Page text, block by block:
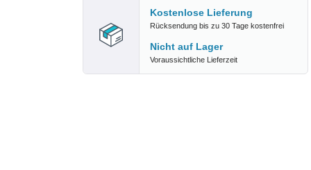
Kostenlose Lieferung
Rücksendung bis zu 30 Tage kostenfrei
Nicht auf Lager
Voraussichtliche Lieferzeit